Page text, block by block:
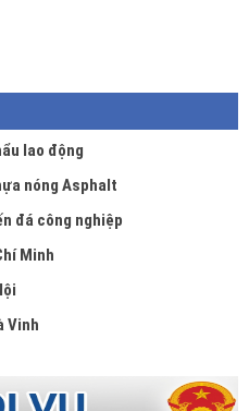
lao động
nóng Asphalt
đá công nghiệp
Minh
Vinh